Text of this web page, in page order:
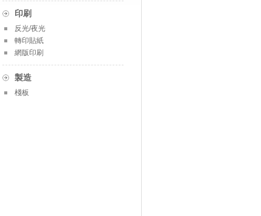
印刷
反光/夜光
轉印貼紙
網版印刷
製造
棧板